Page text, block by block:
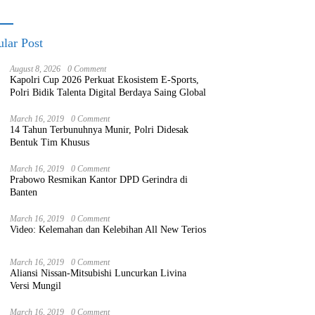
Post
August 8, 2026 0 Comment
Kapolri Cup 2026 Perkuat Ekosistem E-Sports,
Polri Bidik Talenta Digital Berdaya Saing Global
March 16, 2019 0 Comment
14 Tahun Terbunuhnya Munir, Polri Didesak
Bentuk Tim Khusus
March 16, 2019 0 Comment
Prabowo Resmikan Kantor DPD Gerindra di
Banten
March 16, 2019 0 Comment
Video: Kelemahan dan Kelebihan All New Terios
March 16, 2019 0 Comment
Aliansi Nissan-Mitsubishi Luncurkan Livina
Versi Mungil
March 16, 2019 0 Comment